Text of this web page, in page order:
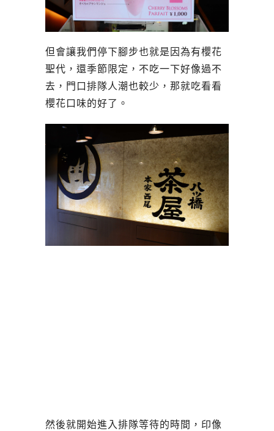
但會讓我們停下腳步也就是因為有櫻花
聖代，還季節限定，不吃一下好像過不
去，門口排隊人潮也較少，那就吃看看
櫻花口味的好了。
然後就開始進入排隊等待的時間，印像